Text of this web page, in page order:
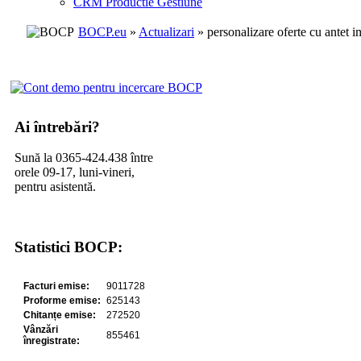
BOCP.eu » Actualizari » personalizare oferte cu antet
Ai întrebări?
Sună la 0365-424.438 între
orele 09-17, luni-vineri,
pentru asistentă.
Statistici BOCP: